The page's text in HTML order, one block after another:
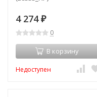
4 274 ₽
0
В корзину
Недоступен